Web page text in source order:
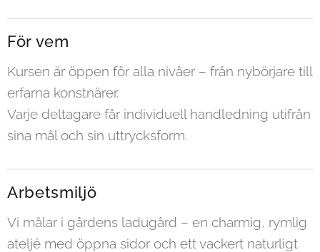
För vem
Kursen är öppen för alla nivåer – från nybörjare till
erfarna konstnärer.
Varje deltagare får individuell handledning utifrån
sina mål och sin uttrycksform.
Arbetsmiljö
Vi målar i gårdens ladugård – en charmig, rymlig
ateljé med öppna sidor och ett vackert naturligt